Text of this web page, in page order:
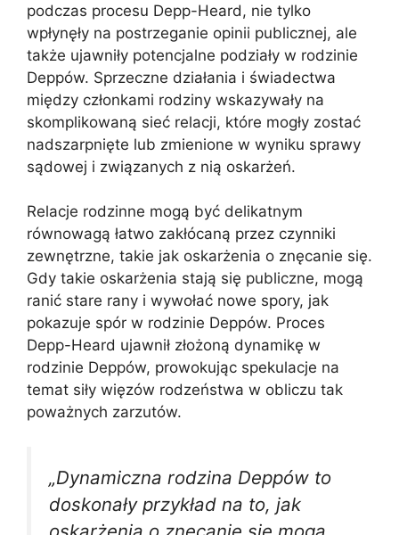
podczas procesu Depp-Heard, nie tylko
wpłynęły na postrzeganie opinii publicznej, ale
także ujawniły potencjalne podziały w rodzinie
Deppów. Sprzeczne działania i świadectwa
między członkami rodziny wskazywały na
skomplikowaną sieć relacji, które mogły zostać
nadszarpnięte lub zmienione w wyniku sprawy
sądowej i związanych z nią oskarżeń.
Relacje rodzinne mogą być delikatnym
równowagą łatwo zakłócaną przez czynniki
zewnętrzne, takie jak oskarżenia o znęcanie się.
Gdy takie oskarżenia stają się publiczne, mogą
ranić stare rany i wywołać nowe spory, jak
pokazuje spór w rodzinie Deppów. Proces
Depp-Heard ujawnił złożoną dynamikę w
rodzinie Deppów, prowokując spekulacje na
temat siły więzów rodzeństwa w obliczu tak
poważnych zarzutów.
„Dynamiczna rodzina Deppów to
doskonały przykład na to, jak